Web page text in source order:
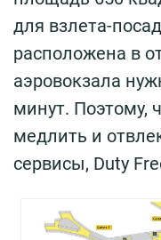
для взлета-
расположена в
аэровокзала
минут. Поэтому,
медлить и
сервисы, Duty